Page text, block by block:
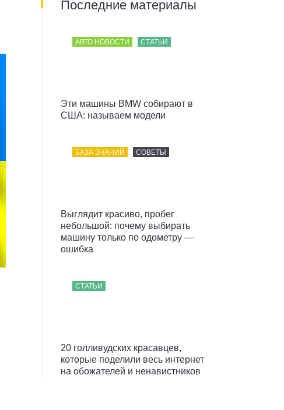
Последние материалы
АВТО НОВОСТИ СТАТЬИ
Эти машины BMW собирают в
США: называем модели
БАЗА ЗНАНИЙ СОВЕТЫ
Выглядит красиво, пробег
небольшой: почему выбирать
машину только по одометру —
ошибка
СТАТЬИ
20 голливудских красавцев,
которые поделили весь интернет
на обожателей и ненавистников